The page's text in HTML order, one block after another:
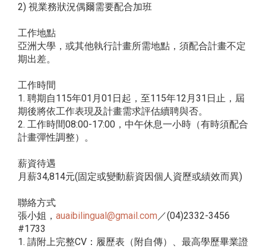
2) 視業務狀況偶爾需要配合加班
工作地點
亞洲大學，或其他執行計畫所需地點，須配合計畫不定
期出差。
工作時間
1. 聘期自115年01月01日起，至115年12月31日止，屆
期後將依工作表現及計畫需求評估續聘與否。
2. 工作時間08:00-17:00，中午休息一小時（有時須配合
計畫彈性調整）。
薪資待遇
月薪34,814元(固定或變動薪資因個人資歷或績效而異)
聯絡方式
張小姐， auaibilingual@gmail.com ／(04)2332-3456
#1733
1. 請附上完整CV：履歷表（附自傳）、最高學歷畢業證